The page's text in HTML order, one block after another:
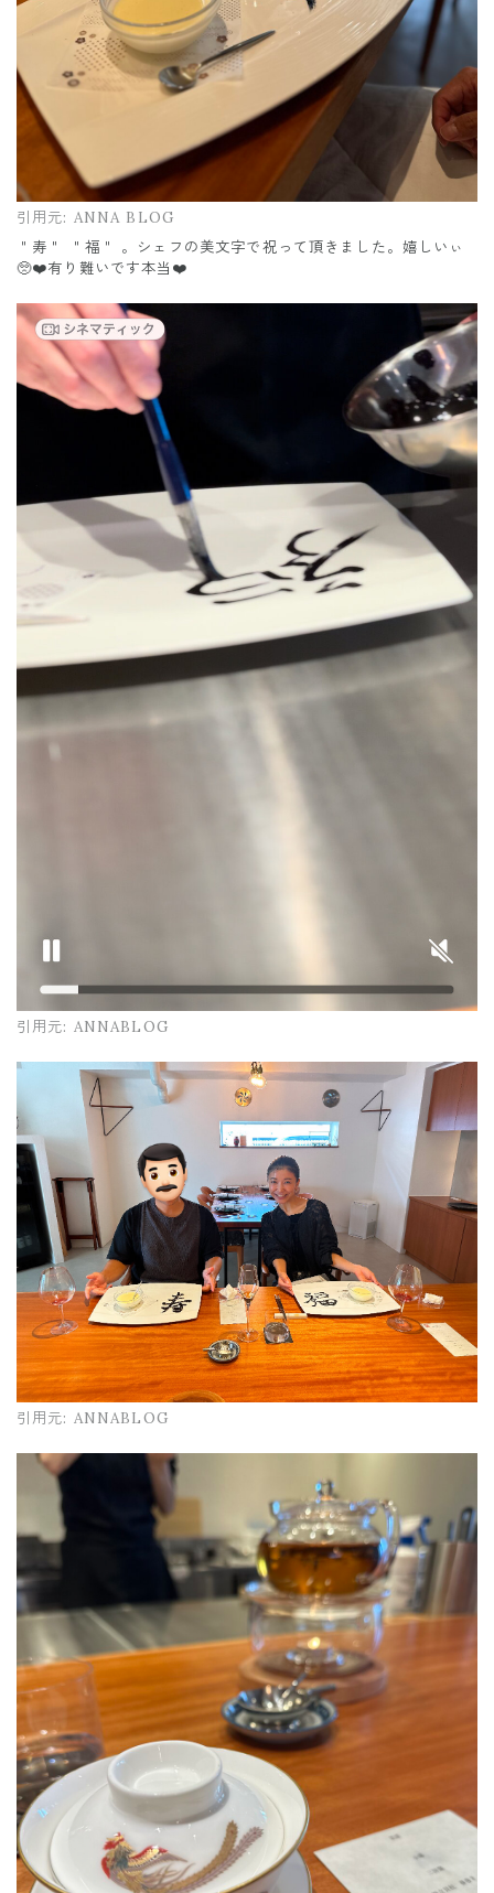
引用元: ANNA BLOG
＂寿＂ ＂福＂ 。シェフの美文字で祝って頂きました。嬉しいぃ
🥺❤️有り難いです本当❤️
引用元: ANNABLOG
引用元: ANNABLOG